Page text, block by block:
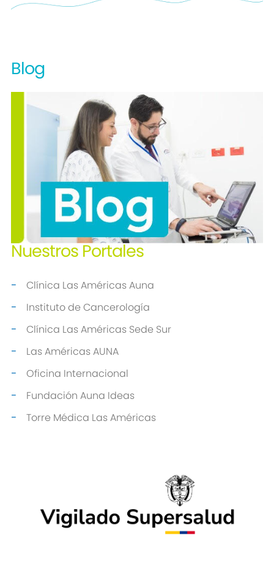
Blog
NuestrosPortales
Clínica Las Américas Auna
Instituto de Cancerología
Clínica Las Américas Sede Sur
Las Américas AUNA
Oficina Internacional
Fundación Auna Ideas
Torre Médica Las Américas